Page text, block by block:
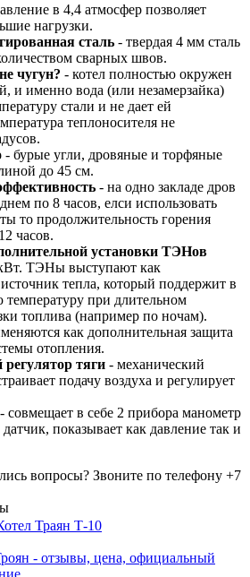
в 4,4 атмосфер позволяет
нагрузки.
сталь - твердая 4 мм сталь
сварных швов.
чугун? - котел полностью окружен
и именно вода (или незамерзайка)
стали и не дает ей
теплоносителя не
- бурые угли, дровяные и торфяные
до 45 см.
- на одно закладе дров
по 8 часов, елси использовать
то продолжительность горения
часов.
установки ТЭНов
ТЭНы выступают как
тепла, который поддержит в
при длительном
топлива (например по ночам).
как дополнительная защита
отопления.
тяги - механический
подачу воздуха и регулирует
- совмещает в себе 2 прибора манометр
показывает как давление так и
вопросы? Звоните по телефону +7
Траян Т-10